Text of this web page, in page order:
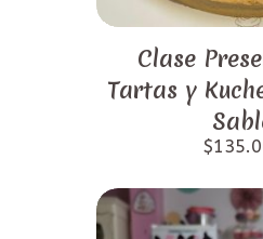
Clase
Tartas y
$